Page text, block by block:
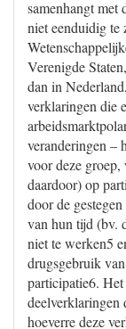
samenhangt met
niet eenduidig te
Verenigde
dan in
verklaringen die
veranderingen –
voor deze
daardoor) op
door de
van hun tijd (bv.
niet te werken5
drugsgebruik
participatie6.
deelverklaringen
hoeverre deze